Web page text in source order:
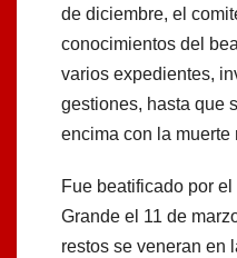
de diciembre, el
conocimientos del
varios expedientes,
gestiones, hasta que
encima con la muerte
Fue beatificado por
Grande el 11 de
restos se veneran en